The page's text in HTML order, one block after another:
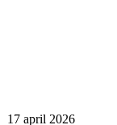
17 april 2026